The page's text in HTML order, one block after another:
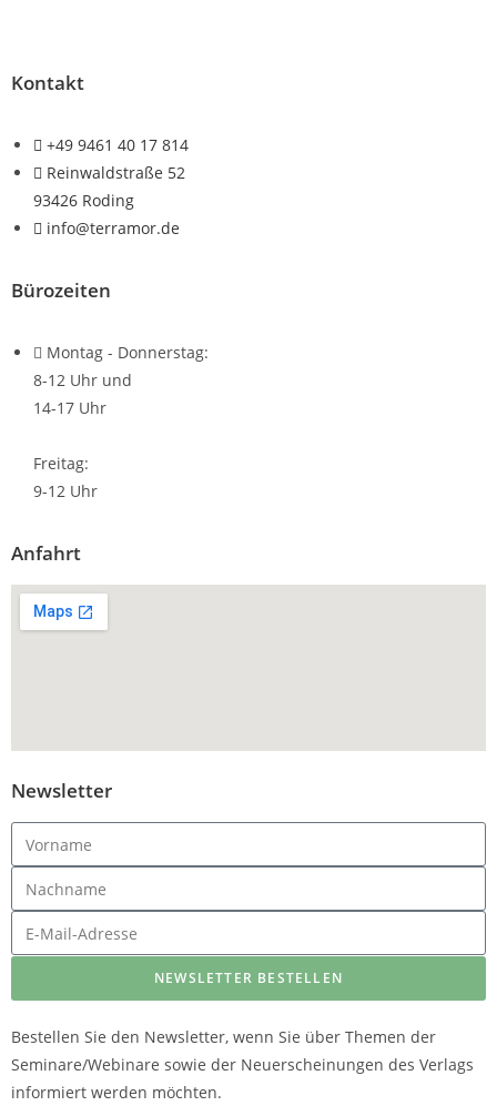
Kontakt
+49 9461 40 17 814
Reinwaldstraße 52
93426 Roding
info@terramor.de
Bürozeiten
Montag - Donnerstag:
8-12 Uhr und
14-17 Uhr
Freitag:
9-12 Uhr
Anfahrt
Newsletter
NEWSLETTER BESTELLEN
Bestellen Sie den Newsletter, wenn Sie über Themen der
Seminare/Webinare sowie der Neuerscheinungen des Verlags
informiert werden möchten.